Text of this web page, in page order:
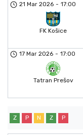
21 Mar 2026 - 17:00
FK Košice
17 Mar 2026 - 17:00
Tatran Prešov
Z P N Z P